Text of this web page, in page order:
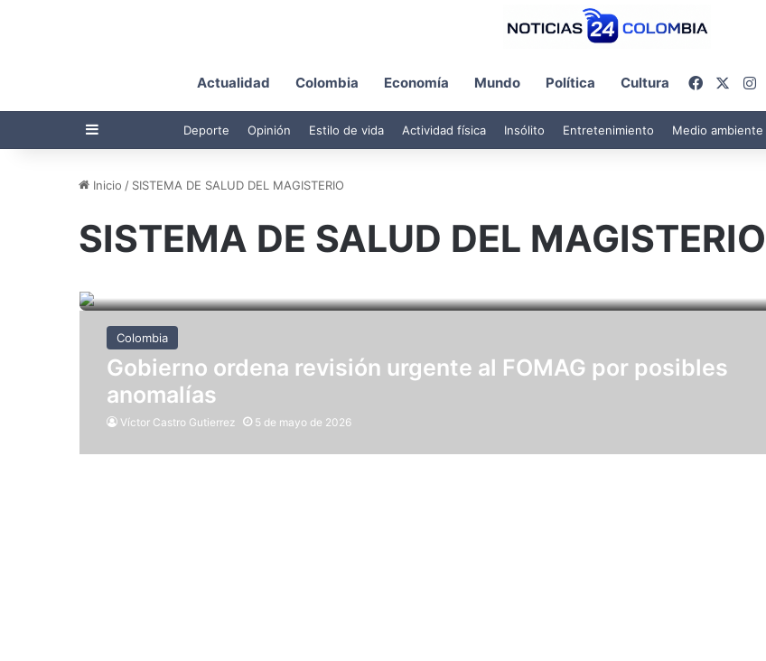
Actualidad Colombia Economía Mundo Política Cultura Facebook
Barra lateral Deporte Opinión Estilo de vida Actividad física Insólito Entretenimiento Medio ambiente
Inicio / SISTEMA DE SALUD DEL MAGISTERIO
SISTEMA DE SALUD DEL MAGISTERIO
Colombia
Gobierno ordena revisión urgente al FOMAG por posibles
anomalías
Víctor Castro Gutierrez 5 de mayo de 2026